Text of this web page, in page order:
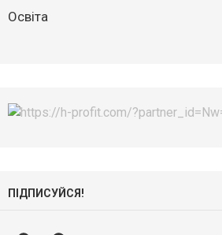
Освіта
ПІДПИСУЙСЯ!